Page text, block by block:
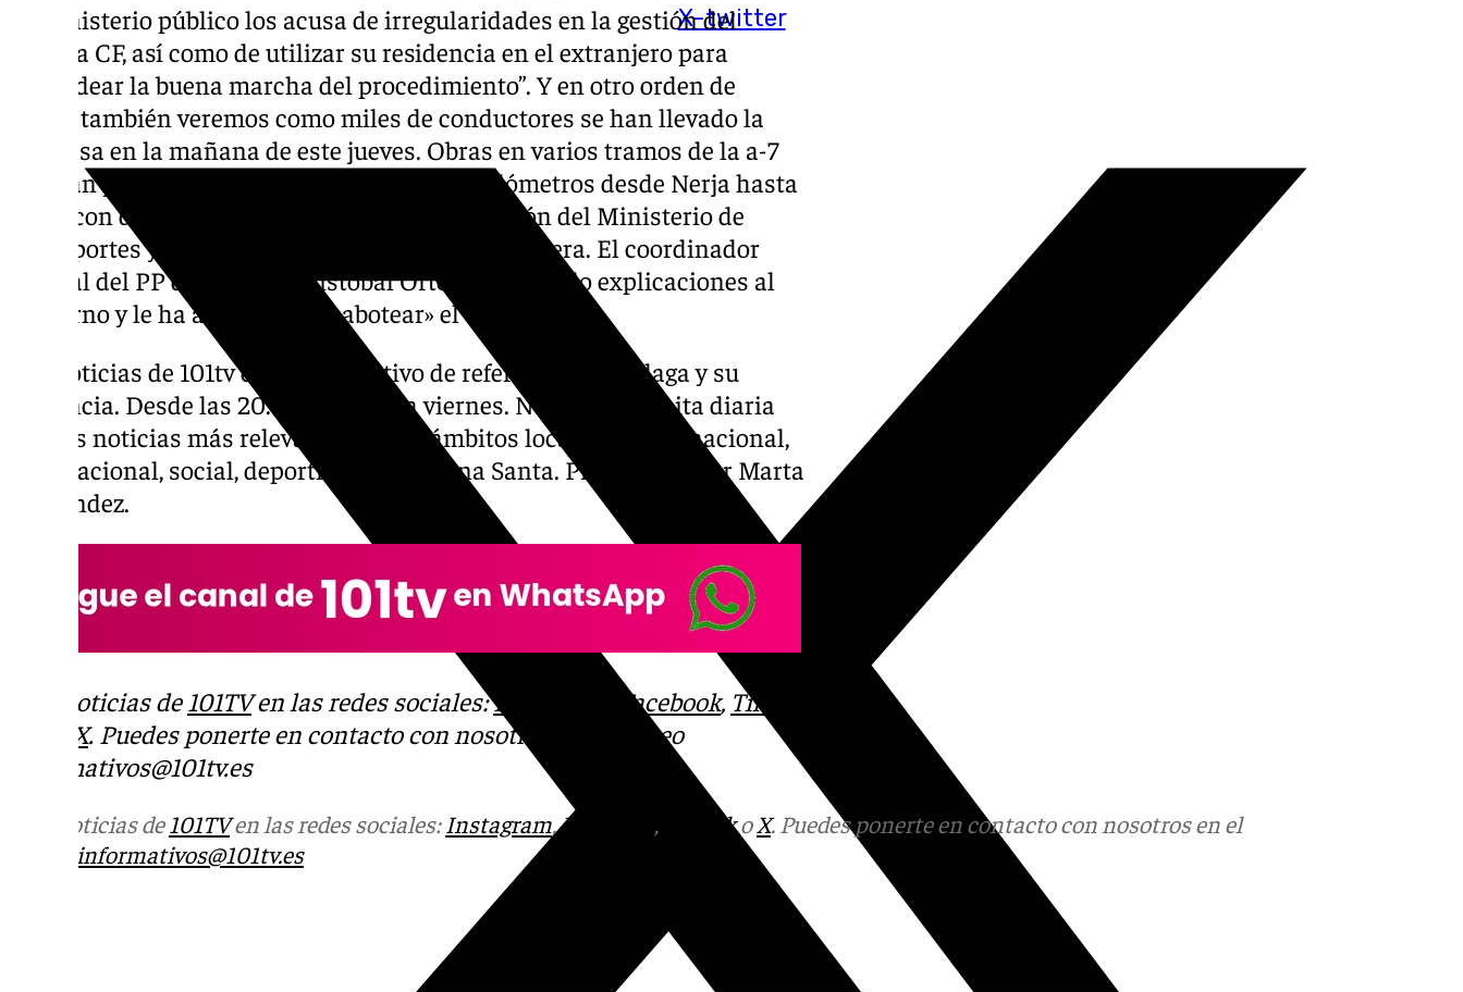
X-twitter
El ministerio público los acusa de irregularidades en la gestión del
Málaga CF, así como de utilizar su residencia en el extranjero para
“torpedear la buena marcha del procedimiento”. Y en otro orden de
cosas, también veremos como miles de conductores se han llevado la
sorpresa en la mañana de este jueves. Obras en varios tramos de la a-7
que han provocado atascos de más de diez kilómetros desde Nerja hasta
el Rincon de la Victoria. Se trata de una actuación del Ministerio de
Transportes y Movilidad Sostenible en esta carretera. El coordinador
general del PP de Málaga, Cristóbal Ortega, ha pedido explicaciones al
Gobierno y le ha acusado de «sabotear» el tráfico
Las noticias de 101tv es el informativo de referencia de Málaga y su
Provincia. Desde las 20.00 de lunes a viernes. No faltes a la cita diaria
con las noticias más relevantes en los ámbitos local, regional, nacional,
internacional, social, deportivo y la Semana Santa. Presentado por Marta
Fernández.
Más noticias de 101TVen las redes sociales:Instagram Facebook, Tik
X. Puedes ponerte en contacto con nosotros en el correo
informativos@101tv.es
Más noticias de 101TVen las redes sociales: Instagram,Facebook , Tik TokoX. Puedes ponerte en contacto con nosotros en el
informativos@101tv.es